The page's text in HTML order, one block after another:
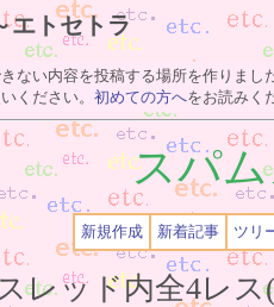
エトセトラ
ない内容を投稿する場所を作りまし
ください。 初めての方へをお読みく
スパ
新規作成 新着記事 ツリ
レッド内全4レ